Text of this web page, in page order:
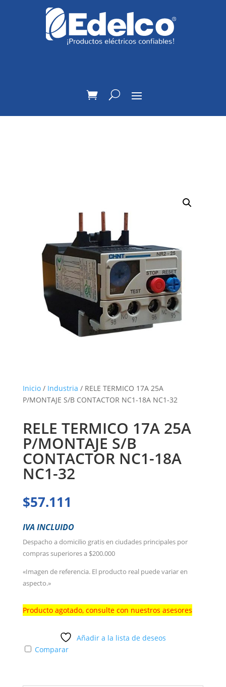
Inicio/ Industria / RELE TERMICO 17A 25A
P/MONTAJE S/B CONTACTOR NC1-18A NC1-32
RELE TERMICO 17A 25A
P/MONTAJE S/B
CONTACTOR NC1-18A
NC1-32
$57.111
IVA INCLUIDO
Despacho a domicilio gratis en ciudades principales por
compras superiores a $200.000
«Imagen de referencia. El producto real puede variar en
aspecto.»
Producto agotado, consulte con nuestros asesores
Añadir a la lista de deseos
Comparar